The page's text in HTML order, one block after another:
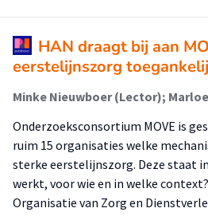
HAN draagt bij aan
eerstelijnszorg
Onderzoeksconsortium MOVE is
ruim 15 organisaties welke
sterke eerstelijnszorg. Deze staat
werkt, voor wie en in welke
Organisatie van Zorg en